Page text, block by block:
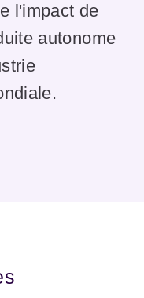
l'impact de
autonome